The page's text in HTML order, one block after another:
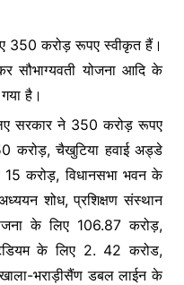
350 करोड़ रूपए स्वीकृत हैं।
सौभाग्यवती योजना आदि के
है।
सरकार ने 350 करोड़ रूपए
करोड़, चैखुटिया हवाई अड्डे
करोड़, विधानसभा भवन के
शोध, प्रशिक्षण संस्थान
के लिए 106.87 करोड़,
के लिए 2. 42 करोड,
भराड़ीसैंण डबल लाईन के